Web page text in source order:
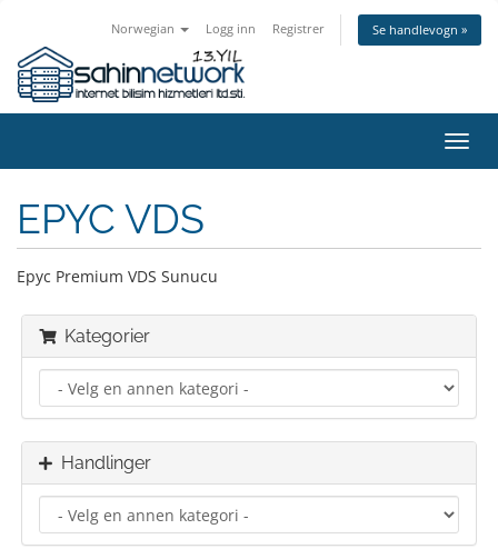
Norwegian Logg inn Registrer Se handlevogn »
Bytt
EPYC VDS
Epyc Premium VDS Sunucu
Kategorier
Handlinger